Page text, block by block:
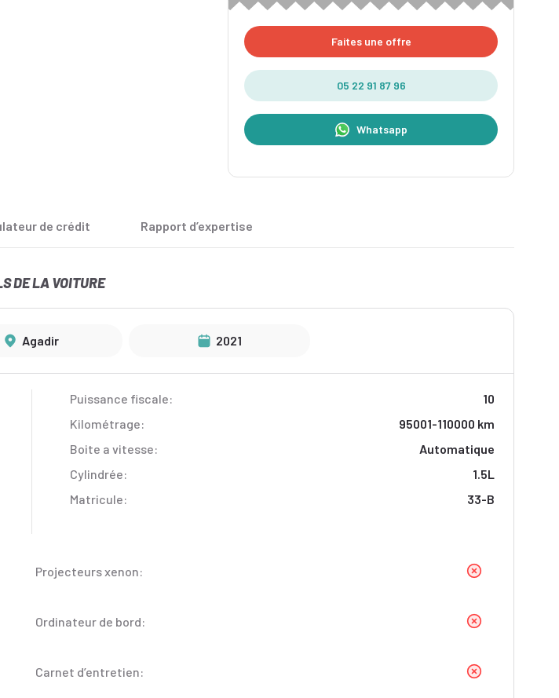
Faites une offre
05 22 91 87 96
Whatsapp
de crédit Rapport d’expertise
DE LA VOITURE
Agadir 2021
Puissance fiscale:
10
Kilométrage:
95001-110000 km
Boite a vitesse:
Automatique
Cylindrée:
1.5L
Matricule:
33-B
Projecteurs xenon:
Ordinateur de bord:
Carnet d’entretien: